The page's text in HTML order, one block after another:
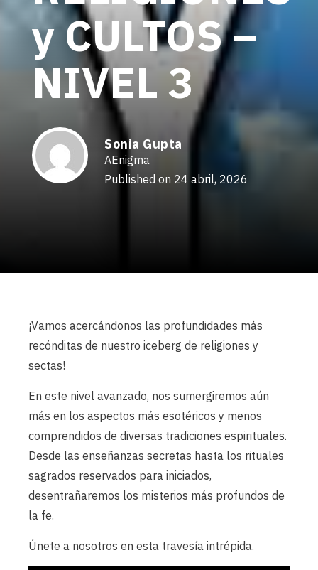
y CULTOS –
NIVEL 3
Sonia Gupta
AEnigma
Published on 24 abril, 2026
¡Vamos acercándonos las profundidades más
recónditas de nuestro iceberg de religiones y
sectas!
En este nivel avanzado, nos sumergiremos aún
más en los aspectos más esotéricos y menos
comprendidos de diversas tradiciones espirituales.
Desde las enseñanzas secretas hasta los rituales
sagrados reservados para iniciados,
desentrañaremos los misterios más profundos de
la fe.
Únete a nosotros en esta travesía intrépida.